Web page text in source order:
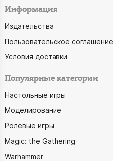
Информация
Издательства
Пользовательское соглашение
Условия доставки
Популярные категории
Настольные игры
Моделирование
Ролевые игры
Magic: the Gathering
Warhammer